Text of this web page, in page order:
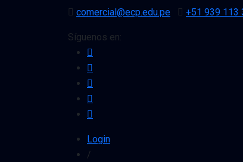
comercial@ecp.edu.pe +51 939 113
¡Inscríbete y obtén 10% de
Síguenos en:
Login
/